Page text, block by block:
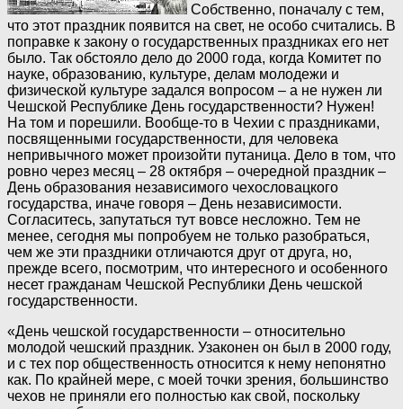
Собственно, поначалу с тем,
что этот праздник появится на свет, не особо считались. В
поправке к закону о государственных праздниках его нет
было. Так обстояло дело до 2000 года, когда Комитет по
науке, образованию, культуре, делам молодежи и
физической культуре задался вопросом – а не нужен ли
Чешской Республике День государственности? Нужен!
На том и порешили. Вообще-то в Чехии с праздниками,
посвященными государственности, для человека
непривычного может произойти путаница. Дело в том, что
ровно через месяц – 28 октября – очередной праздник –
День образования независимого чехословацкого
государства, иначе говоря – День независимости.
Согласитесь, запутаться тут вовсе несложно. Тем не
менее, сегодня мы попробуем не только разобраться,
чем же эти праздники отличаются друг от друга, но,
прежде всего, посмотрим, что интересного и особенного
несет гражданам Чешской Республики День чешской
государственности.
«День чешской государственности – относительно
молодой чешский праздник. Узаконен он был в 2000 году,
и с тех пор общественность относится к нему непонятно
как. По крайней мере, с моей точки зрения, большинство
чехов не приняли его полностью как свой, поскольку